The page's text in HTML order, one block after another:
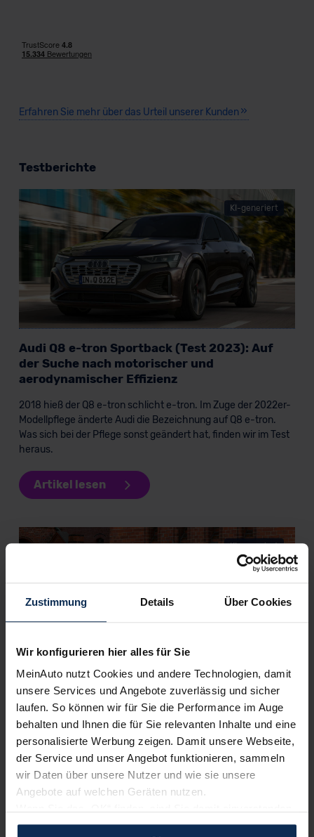
Zustimmung Details Über Cookies
Wir konfigurieren hier alles für Sie
MeinAuto nutzt Cookies und andere Technologien, damit
unsere Services und Angebote zuverlässig und sicher
laufen. So können wir für Sie die Performance im Auge
behalten und Ihnen die für Sie relevanten Inhalte und eine
personalisierte Werbung zeigen. Damit unsere Webseite,
der Service und unser Angebot funktionieren, sammeln
wir Daten über unsere Nutzer und wie sie unsere
Angebote auf welchen Geräten nutzen.
und erlauben uns Cookies für unseren Service zu
Erfahren Sie mehr über das Urteil unserer Kunden
Testberichte
KI-generiert
Audi Q8 e-tron Sportback (Test 2023): Auf
der Suche nach motorischer und
aerodynamischer Effizienz
2018 hieß der Q8 e-tron schlicht e-tron. Im Zuge der 2022er-
Modellpflege änderte Audi die Bezeichnung auf Q8 e-tron.
Was sich bei der Pflege sonst geändert hat, finden wir im Test
heraus.
Artikel lesen
KI-generiert
Audi A1 allstreet (Test 2023): Vom Edel-Carver zum
Meister aller Straßen?
KI-generiert